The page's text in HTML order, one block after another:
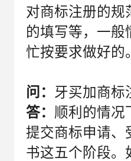
对商标注册的规
的填写等，一般
忙按要求做好的
问： 牙买加商标
答： 顺利的情况
提交商标申请、
书这五个阶段。